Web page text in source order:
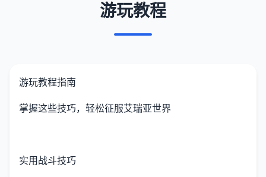
游玩教程
游玩教程指南
掌握这些技巧，轻松征服艾瑞亚世界
实用战斗技巧